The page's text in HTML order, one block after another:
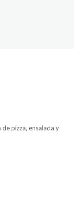
pizza, ensalada y